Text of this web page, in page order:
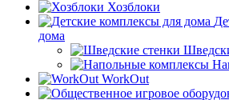
Хозблоки
дома
WorkOut